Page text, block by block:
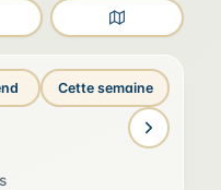
Voir la carte
Cette semaine